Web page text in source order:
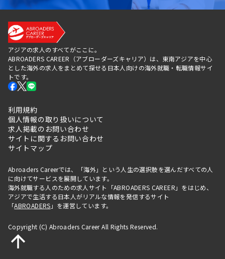
アジアの求人のすべてがここに。
ABROADERS CAREER（アブローダーズキャリア）は、東南アジアを中心
とした海外の求人をまとめて探せる日本人向けの海外就職・転職情報サイ
トです。
利用規約
個人情報の取り扱いについて
求人掲載のお問い合わせ
サイトに関するお問い合わせ
サイトマップ
Abroaders Careerでは、「海外」という人生の選択肢を選んだすべての人
に向けてサービスを展開しています。
海外就職する人のための求人サイト「ABROADERS CAREER」をはじめ、
アジアで生活する日本人がリアルな情報を発信するサイト
「ABROADERS 」を運営しています。
Copyright (C) Abroaders Career All Rights Reserved.